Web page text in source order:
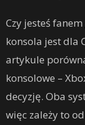
Czy jesteś
konsola jest dla
artykule
konsolowe –
decyzję. Oba
więc zależy to